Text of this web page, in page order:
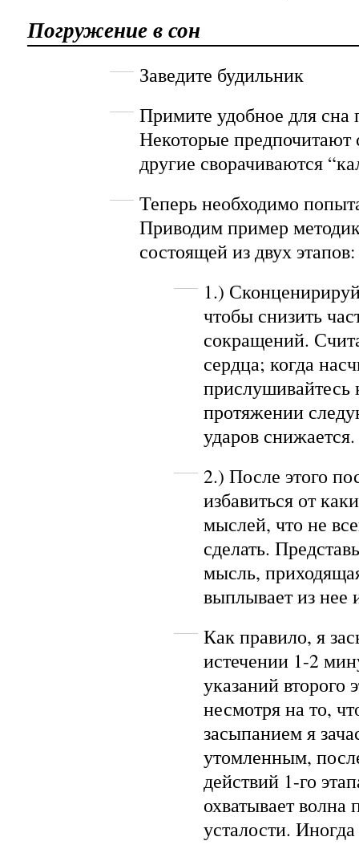
Погружение в сон
Заведите будильник
Примите удобное для сна
Некоторые предпочитают
другие сворачиваются
Теперь необходимо
Приводим пример
состоящей из двух этапов:
1.)
чтобы снизить
сокращений.
сердца; когда
прислушивайтесь
протяжении
ударов снижается.
2.) После этого
избавиться от
мыслей, что не
сделать.
мысль,
выплывает из нее
Как правило, я
истечении 1-2
указаний второго
несмотря на то,
засыпанием я
утомленным,
действий 1-го
охватывает волна
усталости.